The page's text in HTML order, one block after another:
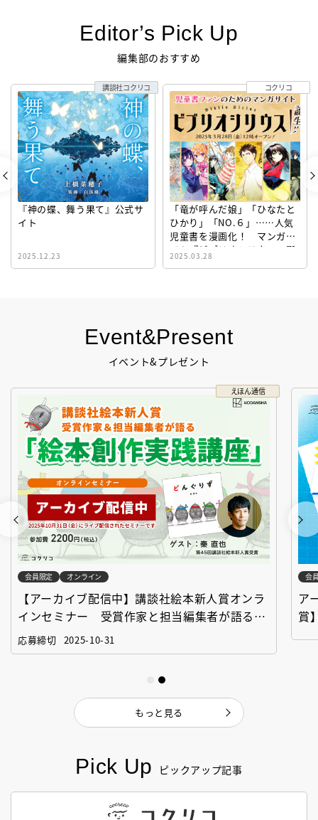
Pick Up ピックアップ記事
Event&Present
イベント&プレゼント
えほん通信
会員限定 オンライン
【アーカイブ配信中】講談社絵本新人賞オンラ
インセミナー 受賞作家と担当編集者が語る
「絵本創作実践講座」
応募締切 2025-10-31
会
ア
賞
もっと見る
Editor’s Pick Up
編集部のおすすめ
『神の蝶、舞う果て』公式サ
イト
2025.12.23
講談社コクリコ
「竜が呼んだ娘」「ひなたと
ひかり」「NO.６」……人気
児童書を漫画化！ マンガサ
イト『ビブリオシリウス』誕
生！
2025.03.28
コクリコ